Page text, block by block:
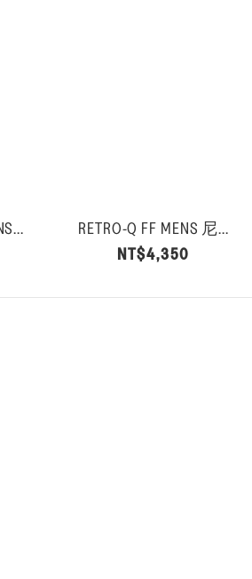
RETRO-Q FF MENS 尼...
NT$4,350